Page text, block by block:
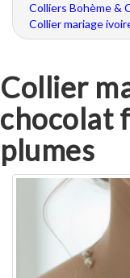
Colliers Bohème &
Collier mariage
Collier
chocolat
plumes